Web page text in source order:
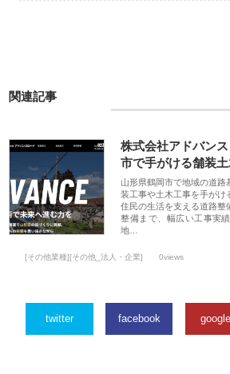
関連記事
株式会社アドバン
市で手がける舗装
山形県鶴岡市で地域の道
装工事や土木工事を手がけ
住民の生活を支える道路整
整備まで、幅広い工事実
地…
[その他業種][その他_法人・企業] 0views
twitter facebook